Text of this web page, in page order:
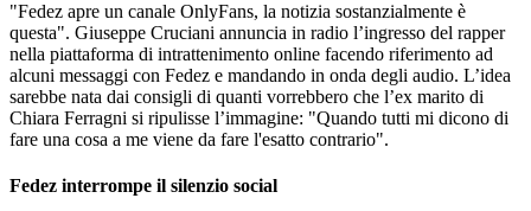
"Fedez apre un canale OnlyFans, la notizia sostanzialmente è
questa". Giuseppe Cruciani annuncia in radio l’ingresso del rapper
nella piattaforma di intrattenimento online facendo riferimento ad
alcuni messaggi con Fedez e mandando in onda degli audio. L’idea
sarebbe nata dai consigli di quanti vorrebbero che l’ex marito di
Chiara Ferragni si ripulisse l’immagine: "Quando tutti mi dicono di
fare una cosa a me viene da fare l'esatto contrario".
Fedez interrompe il silenzio social